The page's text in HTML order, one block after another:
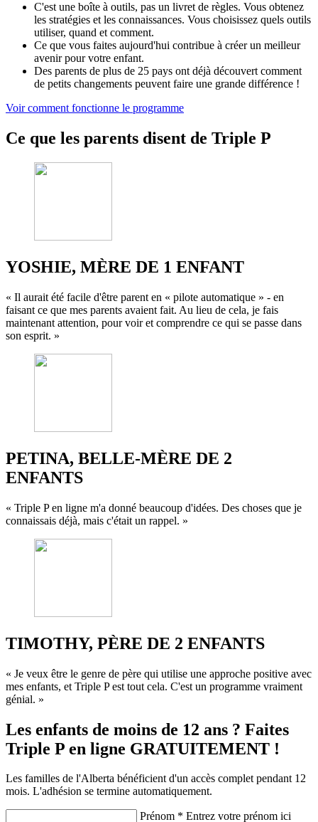
C'est une boîte à outils, pas un livret de règles. Vous obtenez
les stratégies et les connaissances. Vous choisissez quels outils
utiliser, quand et comment.
Ce que vous faites aujourd'hui contribue à créer un meilleur
avenir pour votre enfant.
Des parents de plus de 25 pays ont déjà découvert comment
de petits changements peuvent faire une grande différence !
Voir comment fonctionne le programme
Ce que les parents disent de Triple P
YOSHIE, MÈRE DE 1 ENFANT
« Il aurait été facile d'être parent en « pilote automatique » - en
faisant ce que mes parents avaient fait. Au lieu de cela, je fais
maintenant attention, pour voir et comprendre ce qui se passe dans
son esprit. »
PETINA, BELLE-MÈRE DE 2
ENFANTS
« Triple P en ligne m'a donné beaucoup d'idées. Des choses que je
connaissais déjà, mais c'était un rappel. »
TIMOTHY, PÈRE DE 2 ENFANTS
« Je veux être le genre de père qui utilise une approche positive avec
mes enfants, et Triple P est tout cela. C'est un programme vraiment
génial. »
Les enfants de moins de 12 ans ? Faites
Triple P en ligne GRATUITEMENT !
Les familles de l'Alberta bénéficient d'un accès complet pendant 12
mois. L'adhésion se termine automatiquement.
Prénom * Entrez votre prénom ici